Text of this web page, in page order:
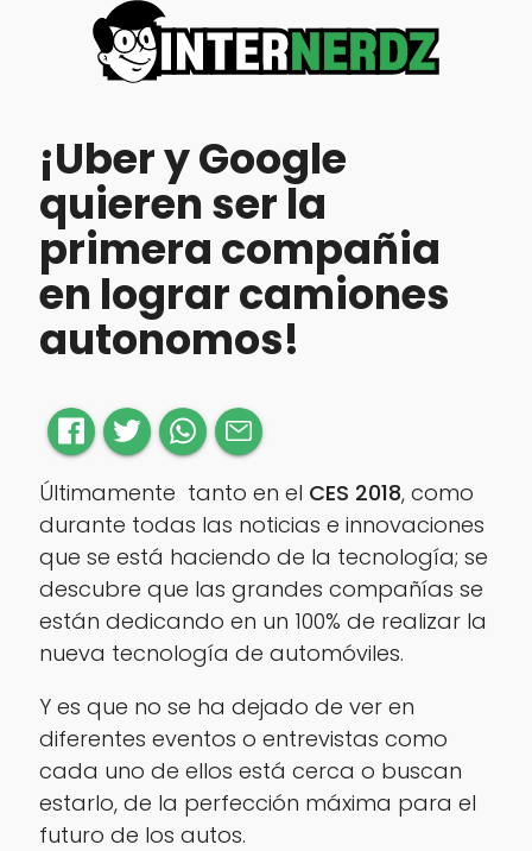
¡Uber y Google
quieren ser la
primera compañia
en lograr camiones
autonomos!
Últimamente tanto en el CES 2018, como
durante todas las noticias e innovaciones
que se está haciendo de la tecnología; se
descubre que las grandes compañías se
están dedicando en un 100% de realizar la
nueva tecnología de automóviles.
Y es que no se ha dejado de ver en
diferentes eventos o entrevistas como
cada uno de ellos está cerca o buscan
estarlo, de la perfección máxima para el
futuro de los autos.